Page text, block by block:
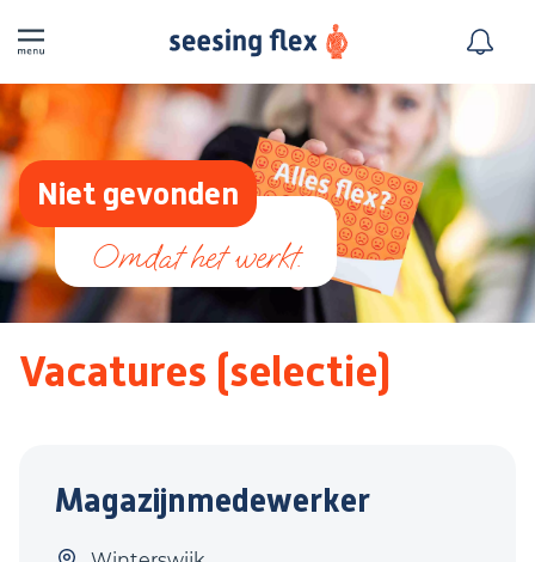
Niet gevonden
Vacatures (selectie)
Magazijnmedewerker